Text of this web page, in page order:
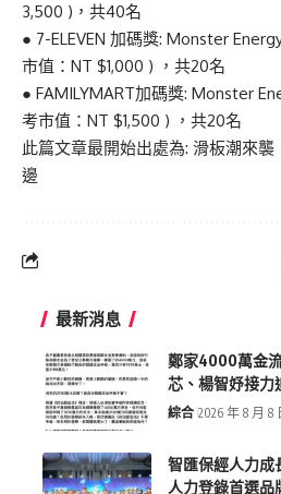
3,500 )，共40名
● 7-ELEVEN 加碼獎: Monster
市值：NT $1,000 ) ，共20名
● FAMILYMART加碼獎: Monster
考市值：NT $1,500 ) ，共20名
此篇文章最開始出處為: 滑板潮來襲
邊
最新消息
鄭家4000萬金
芯、楊智妤接力
綜合 2026 年 8 月 8
智匯保經人力成
人力登錄首選